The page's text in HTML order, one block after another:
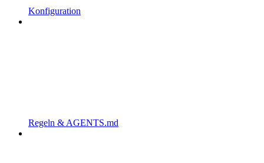
Konfiguration
Regeln & AGENTS.md